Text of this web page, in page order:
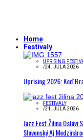
Home
Festivaly
UPRISING
/24. JÚLA 2026
Uprising 2026: Keď
FESTIVALY
/21. JÚLA 2026
Jazz Fest Žilina Oslávi
Slovenský Aj